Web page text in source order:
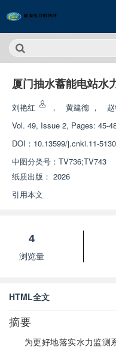
厦门抽水蓄能电站水
刘艳红 ， 黄建德 ，
Vol. 49, Issue 2, Pages: 45-
DOI： 10.13599/j.cnki.11-
中图分类号： TV736;TV743
纸质出版： 2026
引用本文
4
浏览量
HTML全文
摘要
为更好地落实水力监测